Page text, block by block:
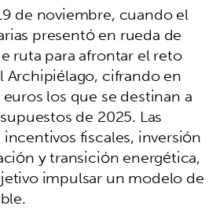
de noviembre, cuando el
presentó en rueda de
ruta para afrontar el reto
cifrando en
los que se destinan a
de 2025. Las
fiscales, inversión
y transición energética,
impulsar un modelo de